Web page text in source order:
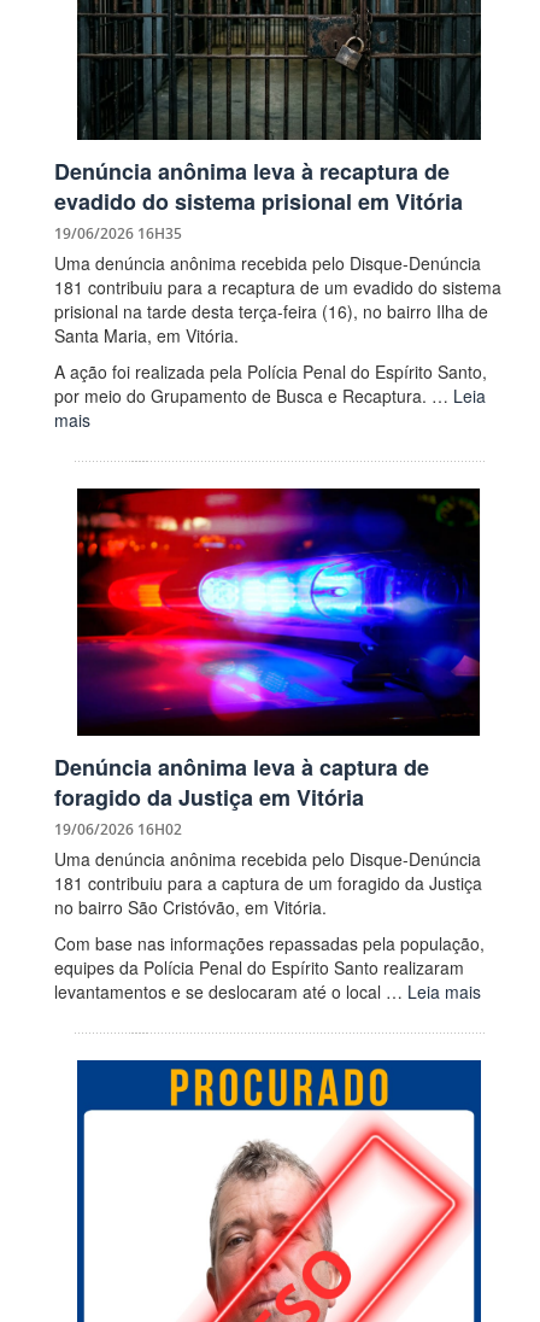
Denúncia anônima leva à recaptura de
evadido do sistema prisional em Vitória
19/06/2026 16H35
Uma denúncia anônima recebida pelo Disque-Denúncia
181 contribuiu para a recaptura de um evadido do sistema
prisional na tarde desta terça-feira (16), no bairro Ilha de
Santa Maria, em Vitória.
A ação foi realizada pela Polícia Penal do Espírito Santo,
por meio do Grupamento de Busca e Recaptura. … Leia
mais
Denúncia anônima leva à captura de
foragido da Justiça em Vitória
19/06/2026 16H02
Uma denúncia anônima recebida pelo Disque-Denúncia
181 contribuiu para a captura de um foragido da Justiça
no bairro São Cristóvão, em Vitória.
Com base nas informações repassadas pela população,
equipes da Polícia Penal do Espírito Santo realizaram
levantamentos e se deslocaram até o local … Leia mais